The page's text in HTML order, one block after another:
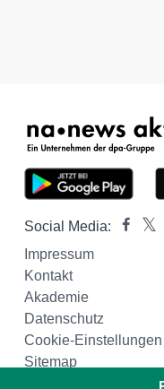
Social Media:
Impressum
Kontakt
Akademie
Datenschutz
Cookie-Einstellungen
Sitemap